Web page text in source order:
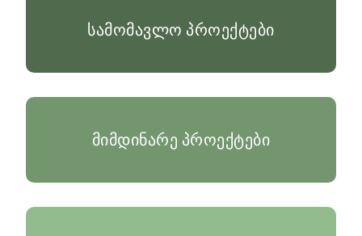
სამომავლო პროექტები
მიმდინარე პროექტები